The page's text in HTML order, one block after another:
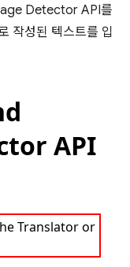
Detector API를
작성된 텍스트를 입